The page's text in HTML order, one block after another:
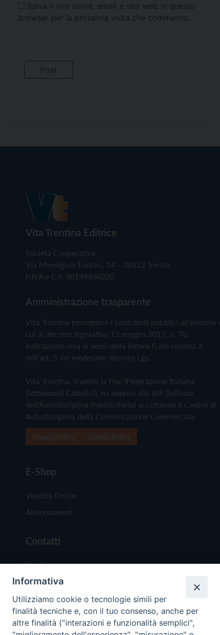
Salva il mio nome, email e sito web in questo
browser per la prossima volta che commento.
Vita Trentina Editrice
Società Cooperativa
Via Monsignor Endrici, 14 – 38122 Trento
P.IVA e C.F. 00199960220
Amministrazione trasparente
Vita Trentina percepisce i contributi pubblici all'editoria
cui al decreto legislativo 15 maggio 2017, n. 70.
Indicazione resa ai sensi della lettera f) del comma 2
dell'art. 5 del medesimo decreto Lgs.
Vita Trentina, tramite la Fisc (Federazione Italiana
Settimanali Cattolici), ha aderito allo IAP (Istituto
dell'Autodisciplina Pubblicitaria) accettando il Codice di
Autodisciplina della Comunicazione Commerciale
E-Shop
Vendita Online
Abbonamenti
Contatti
Chi Siamo
Redazione
Scrivici
Informativa
Utilizziamo cookie o tecnologie simili per
finalità tecniche e, con il tuo consenso, anche per
altre finalità ("interazioni e funzionalità semplici",